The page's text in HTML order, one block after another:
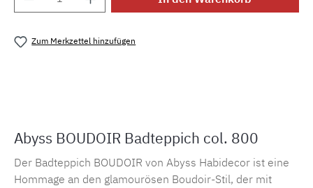
Zum Merkzettel hinzufügen
Abyss BOUDOIR Badteppich col. 800
Der Badteppich BOUDOIR von Abyss Habidecor ist eine
Hommage an den glamourösen Boudoir-Stil, der mit